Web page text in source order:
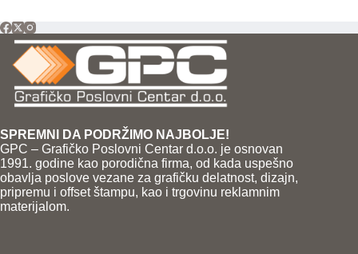
SPREMNI DA PODRŽIMO NAJBOLJE!
GPC – Grafičko Poslovni Centar d.o.o. je osnovan
1991. godine kao porodična firma, od kada uspešno
obavlja poslove vezane za grafičku delatnost, dizajn,
pripremu i offset štampu, kao i trgovinu reklamnim
materijalom.